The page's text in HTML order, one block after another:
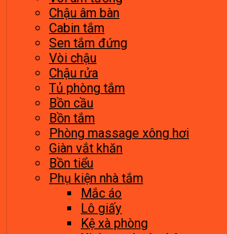
Chậu âm bàn
Cabin tắm
Sen tắm đứng
Vòi chậu
Chậu rửa
Tủ phòng tắm
Bồn cầu
Bồn tắm
Phòng massage xông hơi
Giàn vắt khăn
Bồn tiểu
Phụ kiện nhà tắm
Mắc áo
Lô giấy
Kệ xà phòng